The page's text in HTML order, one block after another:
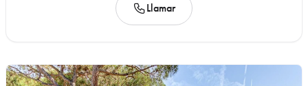
Llamar